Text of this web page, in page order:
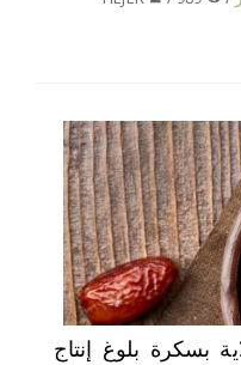
اختر بلدا/بلدان
بسكرة بلوغ إنتاج